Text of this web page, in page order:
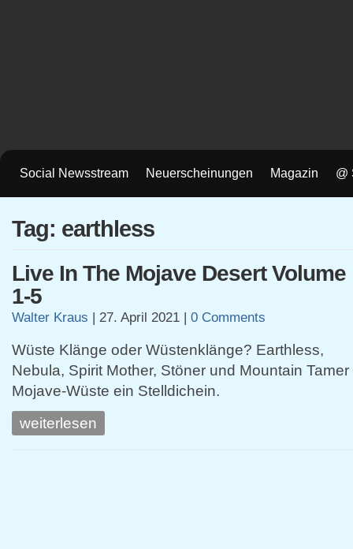
Social Newsstream Neuerscheinungen Magazin @
Tag: earthless
Live In The Mojave Desert Volume
1-5
Walter Kraus | 27. April 2021 | 0 Comments
Wüste Klänge oder Wüstenklänge? Earthless,
Nebula, Spirit Mother, Stöner und Mountain
Mojave-Wüste ein Stelldichein.
weiterlesen